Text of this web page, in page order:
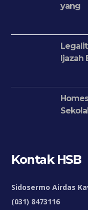
yang
Ijazah
Kontak HSB
Sidosermo Airdas
(031) 8473116